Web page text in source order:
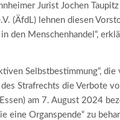
Jurist Jochen
(ÄfdL) lehnen diesen
den Menschen­handel“,
Selbstbestimmung“,
Strafrechts die Verbote
am 7. August 2024
eine Organspende“ zu